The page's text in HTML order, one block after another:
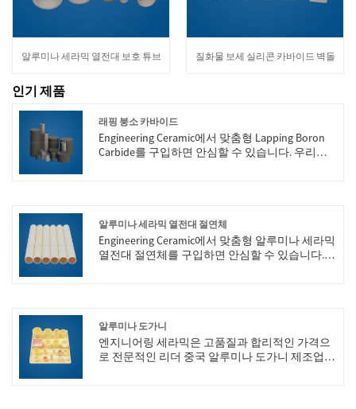
알루미나 세라믹 열전대 보호 튜브 질화물 보세 실리콘 카바이드 벽돌
인기 제품
래핑 붕소 카바이드
Engineering Ceramic에서 맞춤형 Lapping Boron
Carbide를 구입하면 안심할 수 있습니다. 우리는
알루미나 세라믹 열전대 절연체
Engineering Ceramic에서 맞춤형 알루미나 세라믹
열전대 절연체를 구입하면 안심할 수 있습니다.
알루미나 도가니
엔지니어링 세라믹은 고품질과 합리적인 가격으
로 전문적인 리더 중국 알루미나 도가니 제조업체